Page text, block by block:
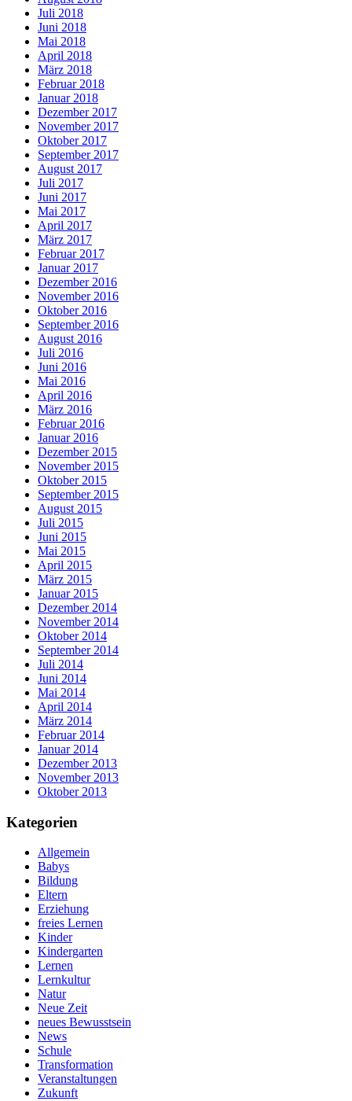
Juli 2018
Juni 2018
Mai 2018
April 2018
März 2018
Februar 2018
Januar 2018
Dezember 2017
November 2017
Oktober 2017
September 2017
August 2017
Juli 2017
Juni 2017
Mai 2017
April 2017
März 2017
Februar 2017
Januar 2017
Dezember 2016
November 2016
Oktober 2016
September 2016
August 2016
Juli 2016
Juni 2016
Mai 2016
April 2016
März 2016
Februar 2016
Januar 2016
Dezember 2015
November 2015
Oktober 2015
September 2015
August 2015
Juli 2015
Juni 2015
Mai 2015
April 2015
März 2015
Januar 2015
Dezember 2014
November 2014
Oktober 2014
September 2014
Juli 2014
Juni 2014
Mai 2014
April 2014
März 2014
Februar 2014
Januar 2014
Dezember 2013
November 2013
Oktober 2013
Kategorien
Allgemein
Babys
Bildung
Eltern
Erziehung
freies Lernen
Kinder
Kindergarten
Lernen
Lernkultur
Natur
Neue Zeit
neues Bewusstsein
News
Schule
Transformation
Veranstaltungen
Zukunft